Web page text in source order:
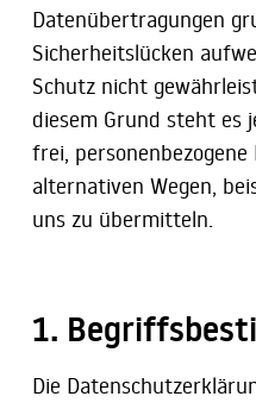
Datenübertragungen
Sicherheitslücken
Schutz nicht
diesem Grund steht es
frei,
alternativen Wegen,
uns zu übermitteln.
1.
Die